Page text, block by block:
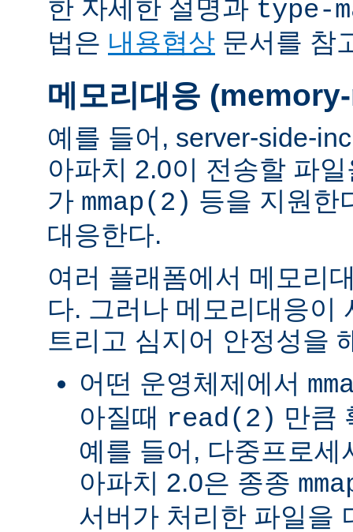
한 자세한 설명과 type-
법은 내용협상 문서를 참
메모리대응
예를 들어, server-side-
아파치 2.0이 전송할 파
가 mmap(2) 등을 지원한
대응한다.
여러 플래폼에서 메모리
다. 그러나 메모리대응이
트리고 심지어 안정성을
어떤 운영체제에서
아질때 read(2) 만큼
예를 들어, 다중프로
아파치 2.0은 종종
서버가 처리한 파일을